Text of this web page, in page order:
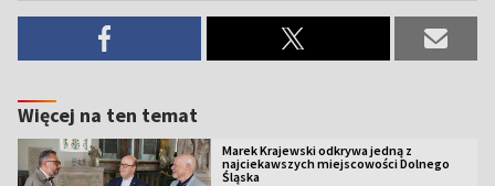
Więcej na ten temat
Marek Krajewski odkrywa jedną z
najciekawszych miejscowości Dolnego
Śląska